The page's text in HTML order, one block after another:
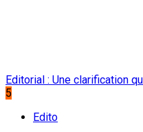
Editorial : Une clarification
5
Edito